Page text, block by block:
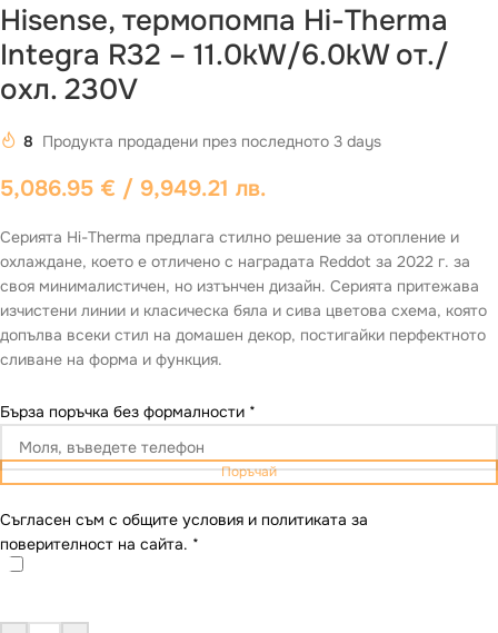
Hisense, термопомпа Hi-Therma
Integra R32 – 11.0kW/6.0kW от./
охл. 230V
8 Продукта продадени през последното 3 days
5,086.95 € / 9,949.21 лв.
Серията Hi-Therma предлага стилно решение за отопление и
охлаждане, което е отличено с наградата Reddot за 2022 г. за
своя минималистичен, но изтънчен дизайн. Серията притежава
изчистени линии и класическа бяла и сива цветова схема, която
допълва всеки стил на домашен декор, постигайки перфектното
сливане на форма и функция.
Бърза поръчка без формалности *
Поръчай
Съгласен съм с общите условия и политиката за
поверителност на сайта. *